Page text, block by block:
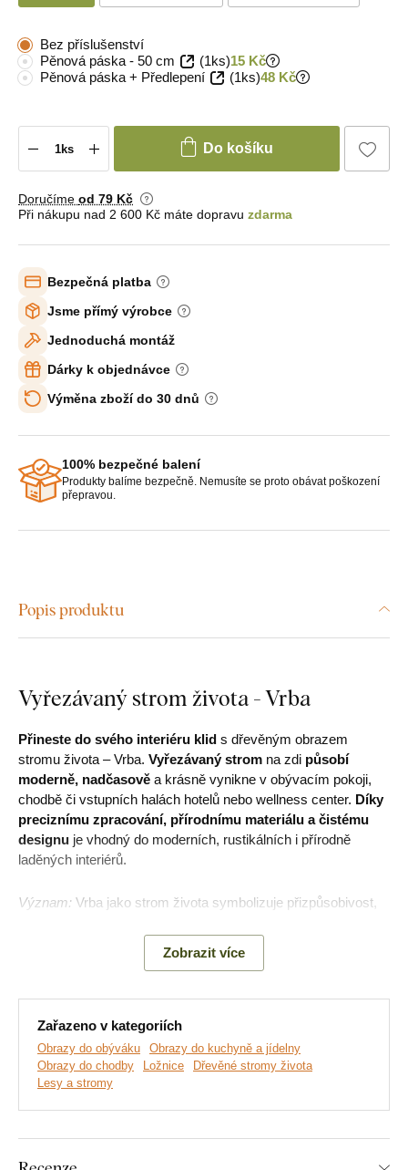
Bez příslušenství
Pěnová páska - 50 cm
(1ks)15 Kč
Pěnová páska + Předlepení
(1ks)48 Kč
Do košíku
Doručíme od 79 Kč
Při nákupu nad 2 600 Kč máte dopravu zdarma
Bezpečná platba
Jsme přímý výrobce
Jednoduchá montáž
Dárky k objednávce
Výměna zboží do 30 dnů
100% bezpečné balení
Produkty balíme bezpečně. Nemusíte se proto obávat poškození
přepravou.
Popis produktu
Vyřezávaný strom života - Vrba
Přineste do svého interiéru klid s dřevěným obrazem
stromu života – Vrba. Vyřezávaný strom na zdi působí
moderně, nadčasově a krásně vynikne v obývacím pokoji,
chodbě či vstupních halách hotelů nebo wellness center. Díky
preciznímu zpracování, přírodnímu materiálu a čistému
designu je vhodný do moderních, rustikálních i přírodně
laděných interiérů.
Význam: Vrba jako strom života symbolizuje přizpůsobivost,
symbolem duševní odolnosti, klidu a růstu.
Hlavní výhody produktu:
Originální dekorace do interiéru
Skvěle se hodí do obývacího pokoje
Jednoduchá montáž na zeď
Zobrazit více
Zařazeno v kategoriích
Obrazy do obýváku
Obrazy do kuchyně a jídelny
Obrazy do chodby
Ložnice
Dřevěné stromy života
Lesy a stromy